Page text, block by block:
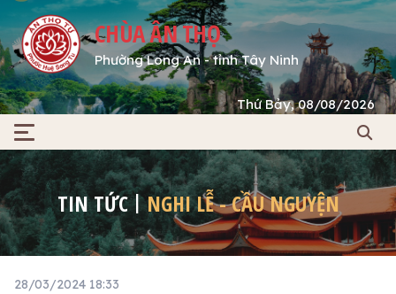
CHÙA ÂN THỌ
Phường Long An - tỉnh Tây Ninh
Thứ Bảy, 08/08/2026
TIN TỨC NGHI LỄ - CẦU NGUYỆN
28/03/2024 18:33